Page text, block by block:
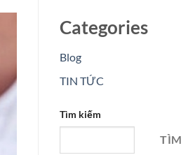
Categories
Blog
TIN TỨC
Tìm kiếm
TÌM